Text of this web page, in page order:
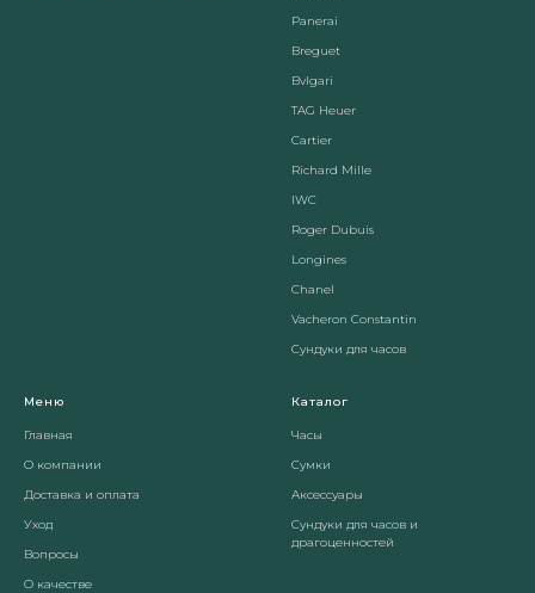
Panerai
Breguet
Вvlgari
TAG Heuer
Cartier
Richard Mille
IWC
Roger Dubuis
Longines
Chanel
Vacheron Constantin
Сундуки для часов
Меню
Главная
О компании
Доставка и оплата
Уход
Вопросы
О качестве
Каталог
Часы
Сумки
Аксессуары
Сундуки для часов и
драгоценностей